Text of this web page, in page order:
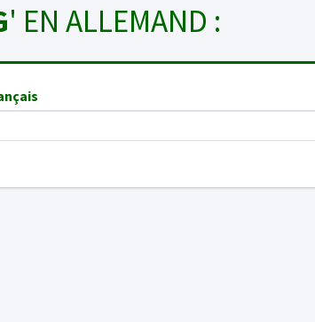
' EN ALLEMAND :